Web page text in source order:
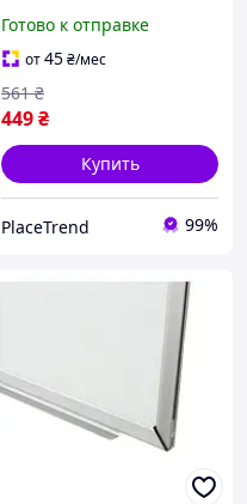
45x60 см, прямоугольная,
черная
Готово к отправке
от45₴/мес
449₴
561 ₴
Купить
PlaceTrend 99%